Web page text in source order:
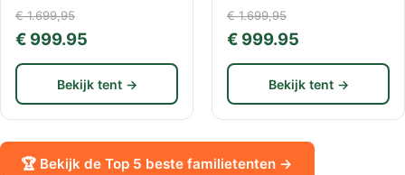
€ 1.699,95
€ 999.95
Bekijk tent →
€ 1.699,95
€ 999.95
Bekijk tent →
🏆 Bekijk de Top 5 beste familietenten →